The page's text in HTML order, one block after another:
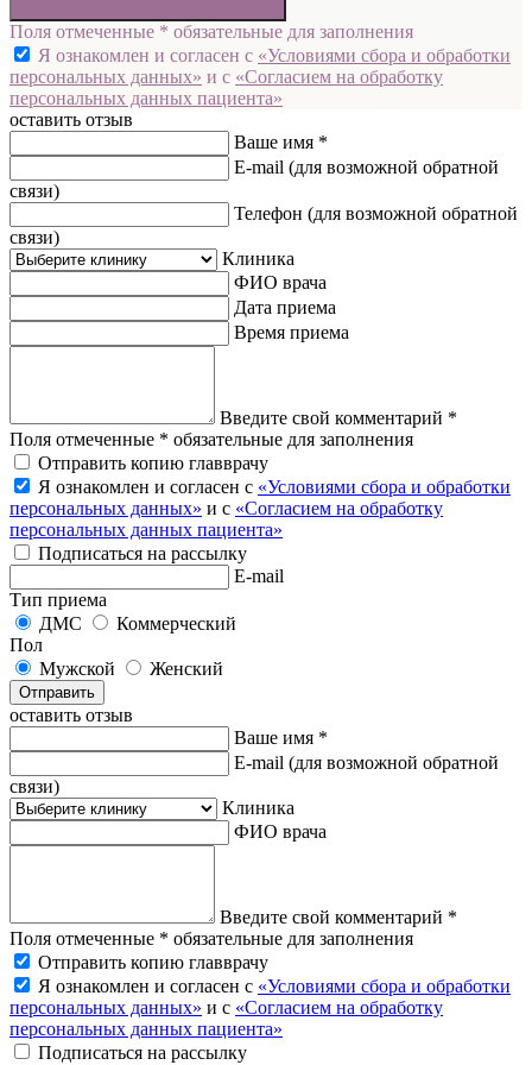
Поля отмеченные * обязательные для заполнения
Я ознакомлен и согласен с «Условиями сбора и обработки
персональных данных» и с «Согласием на обработку
персональных данных пациента»
оставить отзыв
Ваше имя *
E-mail (для возможной обратной
связи)
Телефон (для возможной обратной
связи)
Клиника
ФИО врача
Дата приема
Время приема
Введите свой комментарий *
Поля отмеченные * обязательные для заполнения
Отправить копию главврачу
Я ознакомлен и согласен с «Условиями сбора и обработки
персональных данных» и с «Согласием на обработку
персональных данных пациента»
Подписаться на рассылку
E-mail
Тип приема
ДМС
Коммерческий
Пол
Мужской
Женский
Отправить
оставить отзыв
Ваше имя *
E-mail (для возможной обратной
связи)
Клиника
ФИО врача
Введите свой комментарий *
Поля отмеченные * обязательные для заполнения
Отправить копию главврачу
Я ознакомлен и согласен с «Условиями сбора и обработки
персональных данных» и с «Согласием на обработку
персональных данных пациента»
Подписаться на рассылку